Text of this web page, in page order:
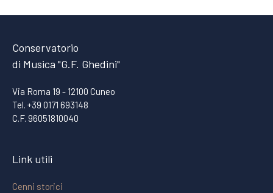
Conservatorio
di Musica "G.F. Ghedini"
Via Roma 19 - 12100 Cuneo
Tel. +39 0171 693148
C.F. 96051810040
Link utili
Cenni storici